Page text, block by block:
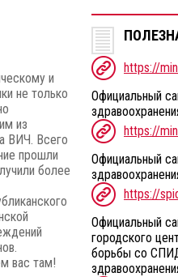
https://
Официальный
https://
Официальный
https://
Официальный
городского
борьбы со
и
не только
из
ВИЧ. Всего
прошли
более
вас там!